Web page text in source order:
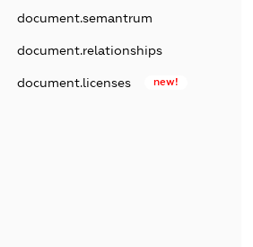
document.semantrum
document.relationships
document.licenses new!